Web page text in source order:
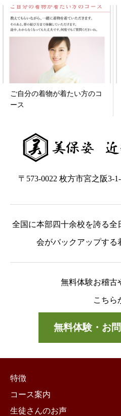
ご自分の着物が着たい方のコ
ース
〒573-0022 枚方市宮之阪
全国に本部四十余校を誇る全
会がバックアップする
無料体験お稽古
こちら
無料体験・お
特徴
コース案内
生徒さんのお声